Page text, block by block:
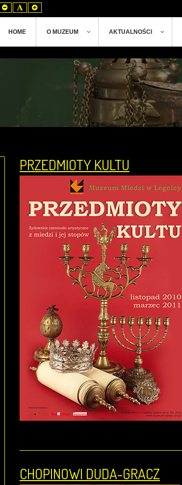
Set
Smaller
Font
Set
Default
Font
Set
Larger
Font
HOME O MUZEUM AKTUALNOŚCI
PRZEDMIOTY KULTU
CHOPINOWI DUDA-GRACZ